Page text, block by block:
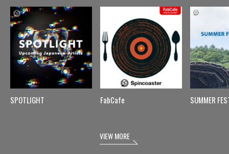
SPOTLIGHT FabCafe SUMMER
VIEW MORE